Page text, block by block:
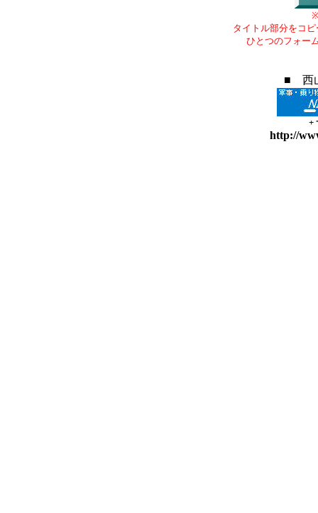
タイトル部分をコ
ひとつのフォー
■ 西
+
http://